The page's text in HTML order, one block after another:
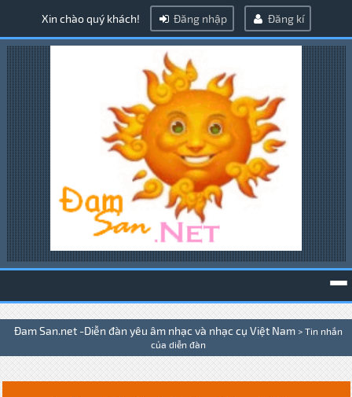
Xin chào quý khách! Đăng nhập Đăng kí
Đam San.net -Diễn đàn yêu âm nhạc và nhạc cụ Việt Nam > Tin nhắn
của diễn đàn